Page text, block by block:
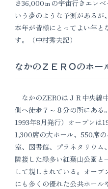
さ36,000ｍの宇宙行きエレ
いう夢のような予測がある
本年が皆様にとってよい年と
す。（中村秀夫記）
なかのＺＥＲＯのホー
なかのZEROはＪＲ中央線
側へ徒歩７～８分の所にある
1993年8月発行）オープンは
1,300席の大ホール、550席
室、図書館、プラネタリウム
隣接した緑多い紅葉山公園と
して親しまれている。オー
にも多くの優れた公共ホー